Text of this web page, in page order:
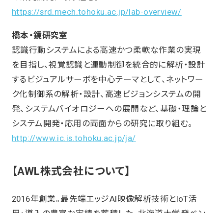
https://srd.mech.tohoku.ac.jp/lab-overview/
橋本・鏡研究室
認識行動システムによる高速かつ柔軟な作業の実現
を目指し、視覚認識と運動制御を統合的に解析・設計
するビジュアルサーボを中心テーマとして、ネットワー
ク化制御系の解析・設計、高速ビジョンシステムの開
発、システムバイオロジーへの展開など、基礎・理論と
システム開発・応用の両面からの研究に取り組む。
http://www.ic.is.tohoku.ac.jp/ja/
【AWL株式会社について】
2016年創業。最先端エッジAI映像解析技術とIoT活